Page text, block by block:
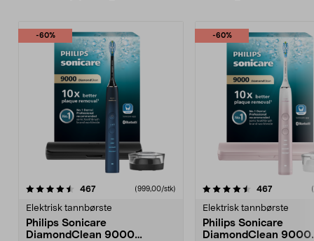
-60%
467anmeldelser(999,00/stk)
Elektrisk tannbørste
Philips Sonicare
DiamondClean 9000
-60%
4.5 av 5 stjerner 467
Elektrisk tannbørste
Philips Sonicare
DiamondClean 9000
4.5 av 5 stjerner